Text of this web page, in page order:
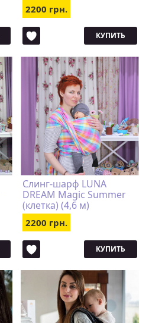
2200 грн.
КУПИТЬ
Слинг-шарф LUNA
DREAM Magic Summer
(клетка) (4,6 м)
2200 грн.
КУПИТЬ